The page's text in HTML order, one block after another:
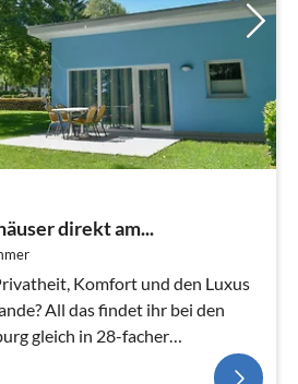
direkt am...
Komfort und den Luxus
All das findet ihr bei den
gleich in 28-facher